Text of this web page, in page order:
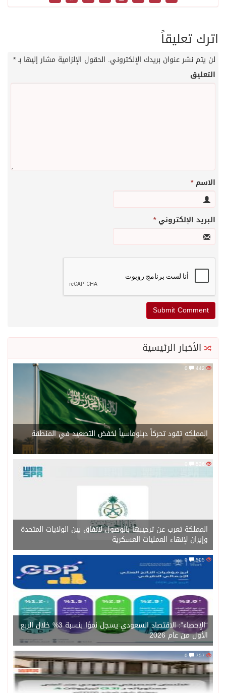
اترك تعليقاً
لن يتم نشر عنوان بريدك الإلكتروني. الحقول الإلزامية مشار إليها بـ*
التعليق
الاسم*
البريد الإلكتروني*
الأخبار الرئيسية
المملكه تقود تحركاً دبلوماسياً لخفض التصعيد في المنطقة
526
المملكة تعرب عن ترحيبها بالوصول لاتفاق بين الولايات المتحدة
وإيران لإنهاء العمليات العسكرية
505
“الإحصاء”: الاقتصاد السعودي يسجل نموًا بنسبة 3% خلال الربع
الأول من عام 2026
757
0